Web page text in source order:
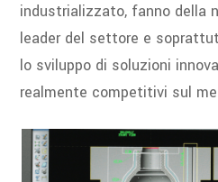
industrializzato, fanno della
leader del settore e
lo sviluppo di soluzioni
realmente competitivi sul